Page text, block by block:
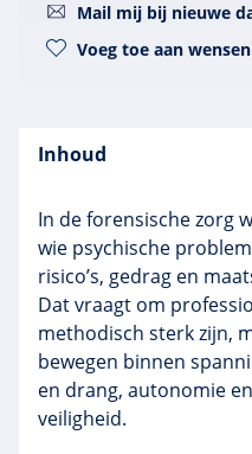
Mail mij bij nieuwe
Voeg toe aan
Inhoud
In de forensische zorg
wie psychische
risico’s, gedrag en
Dat vraagt om
methodisch sterk zijn,
bewegen binnen
en drang, autonomie
veiligheid.